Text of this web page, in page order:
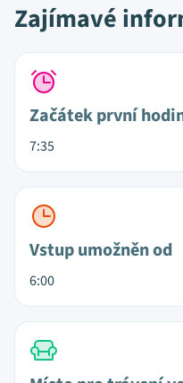
Zajímavé
Začátek první
7:35
Vstup umožněn od
6:00